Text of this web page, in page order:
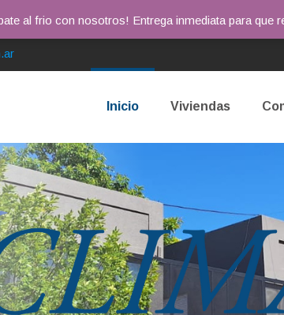
Inicio Viviendas
al frio con nosotros! Entrega inmediata para que